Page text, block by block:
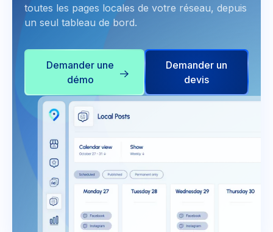
toutes les pages locales de votre réseau, depuis
un seul tableau de bord.
Demander une
démo
Demander un
devis